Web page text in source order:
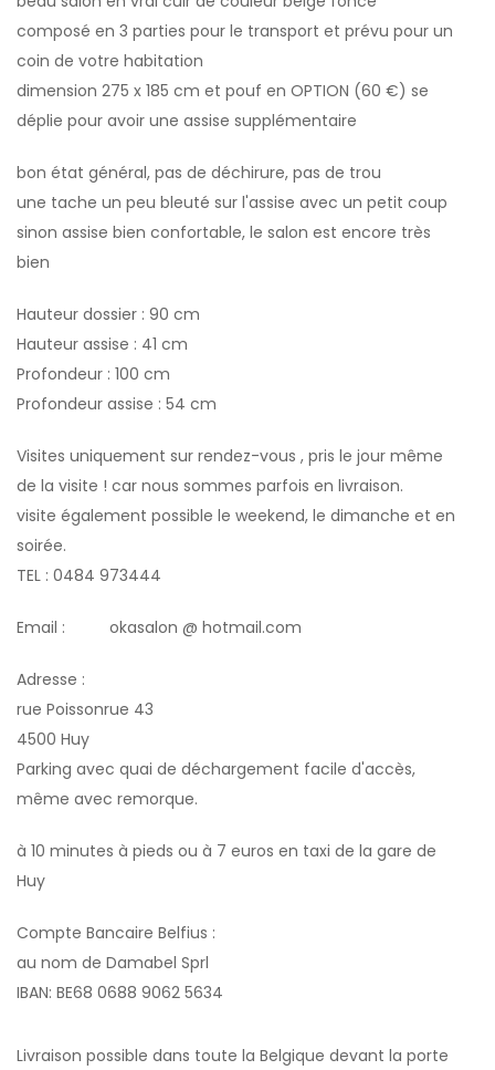
composé en 3 parties pour le transport et prévu pour un
coin de votre habitation
dimension 275 x 185 cm et pouf en OPTION (60 €) se
déplie pour avoir une assise supplémentaire
bon état général, pas de déchirure, pas de trou
une tache un peu bleuté sur l'assise avec un petit coup
sinon assise bien confortable, le salon est encore très
bien
Hauteur dossier : 90 cm
Hauteur assise : 41 cm
Profondeur : 100 cm
Profondeur assise : 54 cm
Visites uniquement sur rendez-vous , pris le jour même
de la visite ! car nous sommes parfois en livraison.
visite également possible le weekend, le dimanche et en
soirée.
TEL : 0484 973444
Email : okasalon @ hotmail.com
Adresse :
rue Poissonrue 43
4500 Huy
Parking avec quai de déchargement facile d'accès,
même avec remorque.
à 10 minutes à pieds ou à 7 euros en taxi de la gare de
Huy
Compte Bancaire Belfius :
au nom de Damabel Sprl
IBAN: BE68 0688 9062 5634
Livraison possible dans toute la Belgique devant la porte